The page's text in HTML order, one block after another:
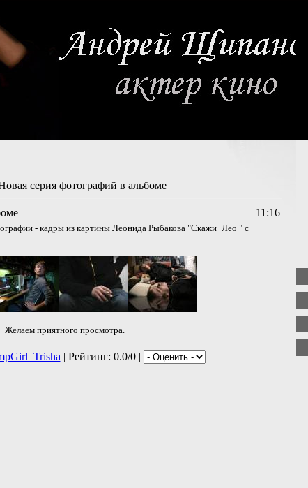
серия фотографий в альбоме
11:16
- кадры из картины Леонида Рыбакова "Скажи_Лео " с
Желаем приятного просмотра.
| Рейтинг: 0.0/0 |